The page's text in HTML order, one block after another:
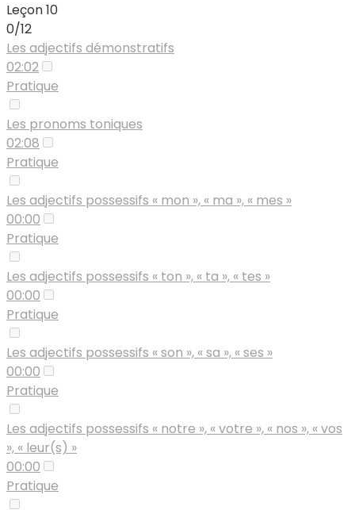
Leçon 10
0/12
Les adjectifs démonstratifs
02:02
Pratique
Les pronoms toniques
02:08
Pratique
Les adjectifs possessifs « mon », « ma », « mes »
00:00
Pratique
Les adjectifs possessifs « ton », « ta », « tes »
00:00
Pratique
Les adjectifs possessifs « son », « sa », « ses »
00:00
Pratique
Les adjectifs possessifs « notre », « votre », « nos », « vos
», « leur(s) »
00:00
Pratique